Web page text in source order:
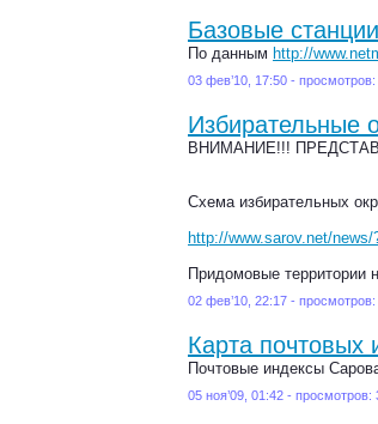
Базовые
По данным http://
03 фев’10, 17:50 - просмотров:
Избирательные
ВНИМАНИЕ!!!
Схема избирательных
http://www.sarov.net/news/
Придомовые территории
02 фев’10, 22:17 - просмотров:
Карта почтовых
Почтовые индексы
05 ноя’09, 01:42 - просмотров: